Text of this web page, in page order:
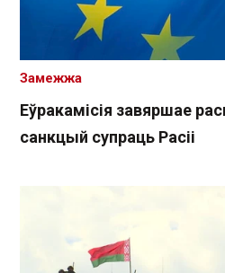
Еўракамісія завяршае
санкцый супраць Расіі
Замежжа